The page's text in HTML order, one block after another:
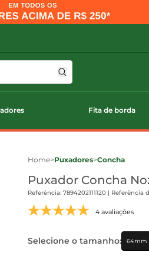
Fita de borda
Home>Puxadores>Concha
Puxador Concha
Referência: 7894202111120 | Referência
4 avaliações
Selecione o tamanho: 64mm